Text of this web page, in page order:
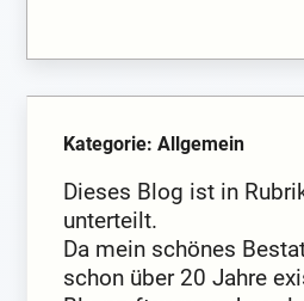
Kategorie: Allgemein
Dieses Blog ist in
unterteilt.
Da mein schönes
schon über 20 Jahre